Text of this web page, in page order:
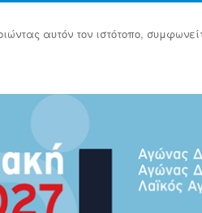
αυτόν τον ιστότοπο,